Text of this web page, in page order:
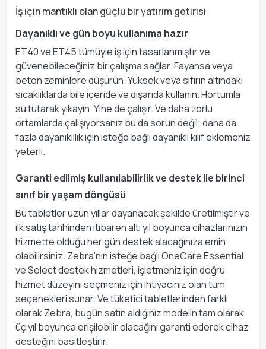
İş için mantıklı olan güçlü bir yatırım getirisi
Dayanıklı ve gün boyu kullanıma hazır
ET40 ve ET45 tümüyle iş için tasarlanmıştır ve
güvenebileceğiniz bir çalışma sağlar. Fayansa veya
beton zeminlere düşürün. Yüksek veya sıfırın altındaki
sıcaklıklarda bile içeride ve dışarıda kullanın. Hortumla
su tutarak yıkayın. Yine de çalışır. Ve daha zorlu
ortamlarda çalışıyorsanız bu da sorun değil; daha da
fazla dayanıklılık için isteğe bağlı dayanıklı kılıf eklemeniz
yeterli.
Garanti edilmiş kullanılabilirlik ve destek ile birinci
sınıf bir yaşam döngüsü
Bu tabletler uzun yıllar dayanacak şekilde üretilmiştir ve
ilk satış tarihinden itibaren altı yıl boyunca cihazlarınızın
hizmette olduğu her gün destek alacağınıza emin
olabilirsiniz. Zebra'nın isteğe bağlı OneCare Essential
ve Select destek hizmetleri, işletmeniz için doğru
hizmet düzeyini seçmeniz için ihtiyacınız olan tüm
seçenekleri sunar. Ve tüketici tabletlerinden farklı
olarak Zebra, bugün satın aldığınız modelin tam olarak
üç yıl boyunca erişilebilir olacağını garanti ederek cihaz
desteğini basitleştirir.